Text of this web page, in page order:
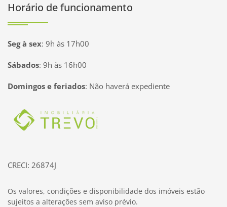
Horário de funcionamento
Seg à sex: 9h às 17h00
Sábados: 9h às 16h00
Domingos e feriados: Não haverá expediente
Página inicial
CRECI: 26874J
Os valores, condições e disponibilidade dos imóveis estão
sujeitos a alterações sem aviso prévio.